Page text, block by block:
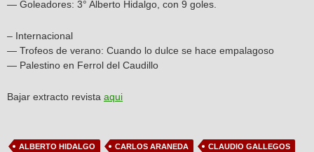
— Goleadores: 3° Alberto Hidalgo, con 9 goles.
– Internacional
— Trofeos de verano: Cuando lo dulce se hace empalagoso
— Palestino en Ferrol del Caudillo
Bajar extracto revista aqui
ALBERTO HIDALGO CARLOS ARANEDA
CLAUDIO GALLEGOS